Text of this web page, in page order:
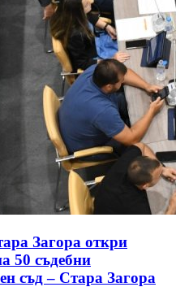
Загора откри
50 съдебни
съд – Стара Загора